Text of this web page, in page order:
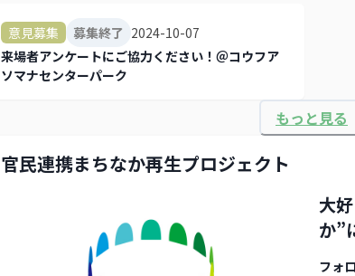
意見募集 募集終了 2024-10-07
来場者アンケートにご協力ください！＠コウフア
ソマナセンターパーク
もっと見る
官民連携まちなか再生プロジェクト
大
か”
フォ